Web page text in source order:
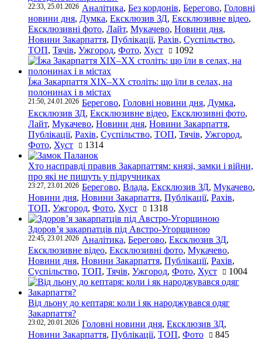
22:33, 25.01.2026 Аналітика, Без кордонів, Берегово, Головні
новини дня, Думка, Ексклюзив ЗД, Ексклюзивне відео,
Ексклюзивні фото, Лайт, Мукачево, Новини дня,
Новини Закарпаття, Публікації, Рахів, Суспільство,
ТОП, Тячів, Ужгород, Фото, Хуст 1092
Їжа Закарпаття ХІХ–ХХ століть: що їли в селах, на
полонинах і в містах
21:50, 24.01.2026 Берегово, Головні новини дня, Думка,
Ексклюзив ЗД, Ексклюзивне відео, Ексклюзивні фото,
Лайт, Мукачево, Новини дня, Новини Закарпаття,
Публікації, Рахів, Суспільство, ТОП, Тячів, Ужгород,
Фото, Хуст 1314
Хто насправді правив Закарпаттям: князі, замки і війни,
про які не пишуть у підручниках
23:27, 23.01.2026 Берегово, Влада, Ексклюзив ЗД, Мукачево,
Новини дня, Новини Закарпаття, Публікації, Рахів,
ТОП, Ужгород, Фото, Хуст 1318
Здоров’я закарпатців під Австро-Угорщиною
22:45, 23.01.2026 Аналітика, Берегово, Ексклюзив ЗД,
Ексклюзивне відео, Ексклюзивні фото, Мукачево,
Новини дня, Новини Закарпаття, Публікації, Рахів,
Суспільство, ТОП, Тячів, Ужгород, Фото, Хуст 1004
Від льону до кептаря: коли і як народжувався одяг
Закарпаття?
23:02, 20.01.2026 Головні новини дня, Ексклюзив ЗД,
Новини Закарпаття, Публікації, ТОП, Фото 845